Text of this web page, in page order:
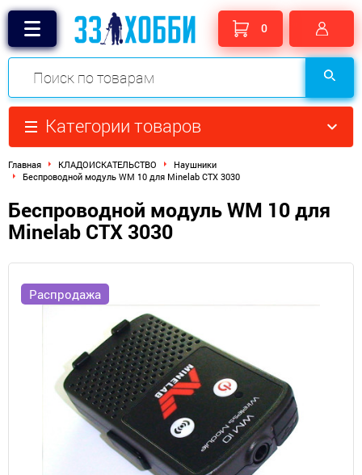
0
Категории товаров
Главная КЛАДОИСКАТЕЛЬСТВО
Наушники
Беспроводной модуль WM 10 для Minelab CTX 3030
Беспроводной модуль WM 10 для
Minelab CTX 3030
Распродажа